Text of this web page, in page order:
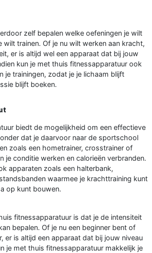
zelf bepalen welke oefeningen je wilt
wilt trainen. Of je nu wilt werken aan kracht,
er is altijd wel een apparaat dat bij jouw
kun je met thuis fitnessapparatuur ook
je trainingen, zodat je je lichaam blijft
blijft boeken.
biedt de mogelijkheid om een effectieve
dat je daarvoor naar de sportschool
zoals een hometrainer, crosstrainer of
je conditie werken en calorieën verbranden.
apparaten zoals een halterbank,
waarmee je krachttraining kunt
op kunt bouwen.
fitnessapparatuur is dat je de intensiteit
bepalen. Of je nu een beginner bent of
er is altijd een apparaat dat bij jouw niveau
je met thuis fitnessapparatuur makkelijk je